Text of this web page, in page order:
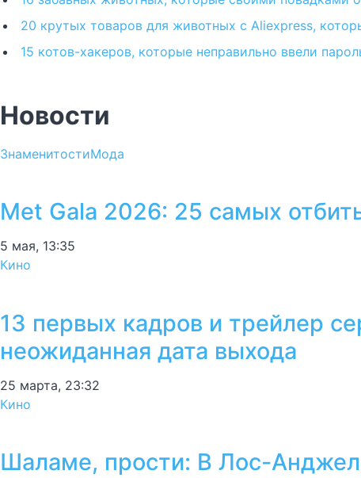
20 крутых товаров для животных с Aliexpress,
15 котов-хакеров, которые неправильно ввели
Новости
ЗнаменитостиМода
Met Gala 2026: 25 самых
5 мая, 13:35
Кино
13 первых кадров и трейлер
неожиданная дата выхода
25 марта, 23:32
Кино
Шаламе, прости: В Лос-